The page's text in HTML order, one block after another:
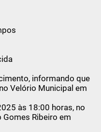
informando que
Velório Municipal em
às 18:00 horas, no
Ribeiro em